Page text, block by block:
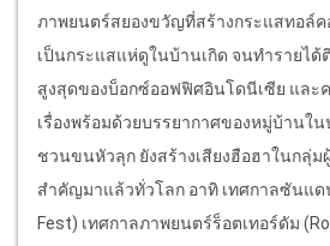
ภาพยนตร์สยองขวัญที่สร้างกระแสทอล์ค
เป็นกระแสแห่ดูในบ้านเกิด จนทำรายได้
สูงสุดของบ็อกซ์ออฟฟิศอินโดนีเซีย และ
เรื่องพร้อมด้วยบรรยากาศของหมู่บ้านใ
ชวนขนหัวลุก ยังสร้างเสียงฮือฮาในกลุ่
สำคัญมาแล้วทั่วโลก อาทิ เทศกาลซันแด
Fest) เทศกาลภาพยนตร์ร็อตเทอร์ดัม